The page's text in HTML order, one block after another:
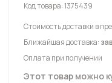
Код товара:1375439
Стоимость доставки в
Ближайшая доставка:
Оплата при получении
Этот товар можно